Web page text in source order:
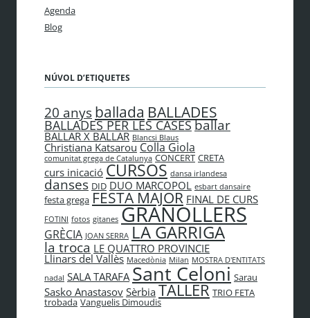
Agenda
Blog
NÚVOL D’ETIQUETES
20 anysballada BALLADES
BALLADES PER LES CASESballar
BALLAR X BALLAR Blancsi Blaus
Christiana Katsarou Colla Giola
comunitat grega de Catalunya CONCERT CRETA
curs inicació CURSOS dansa irlandesa
danses DID DUO MARCOPOL esbart dansaire
festa grega FESTA MAJOR FINAL DE CURS
FOTINI fotos gitanes GRANOLLERS
GRÈCIA JOAN SERRA LA GARRIGA
la troca LE QUATTRO PROVINCIE
Llinars del Vallès Macedònia Milan MOSTRA D'ENTITATS
nadal SALA TARAFA Sant Celoni Sarau
Sasko Anastasov Sèrbia TALLER TRIO FETA
trobada Vanguelis Dimoudis